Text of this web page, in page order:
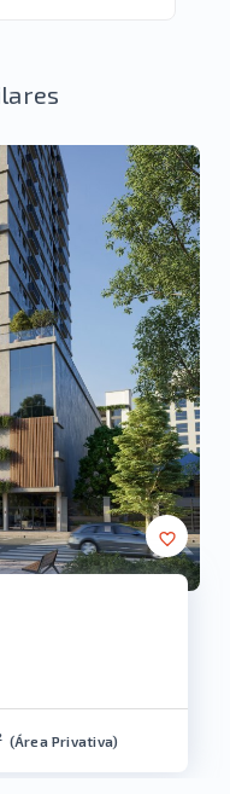
(Área Privativa)